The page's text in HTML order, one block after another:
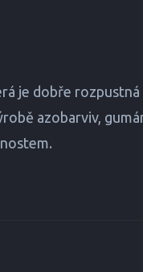
je dobře
azobarviv,